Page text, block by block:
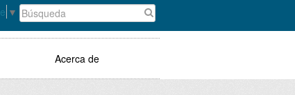
▼
Acerca de